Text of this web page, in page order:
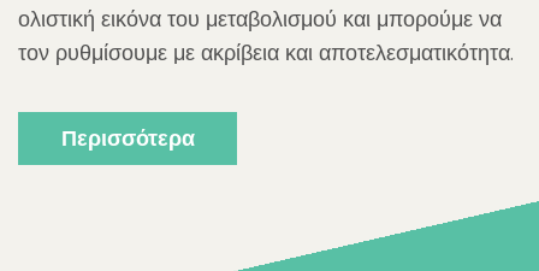
ολιστική εικόνα του μεταβολισμού και μπορούμε να
τον ρυθμίσουμε με ακρίβεια και αποτελεσματικότητα.
Περισσότερα